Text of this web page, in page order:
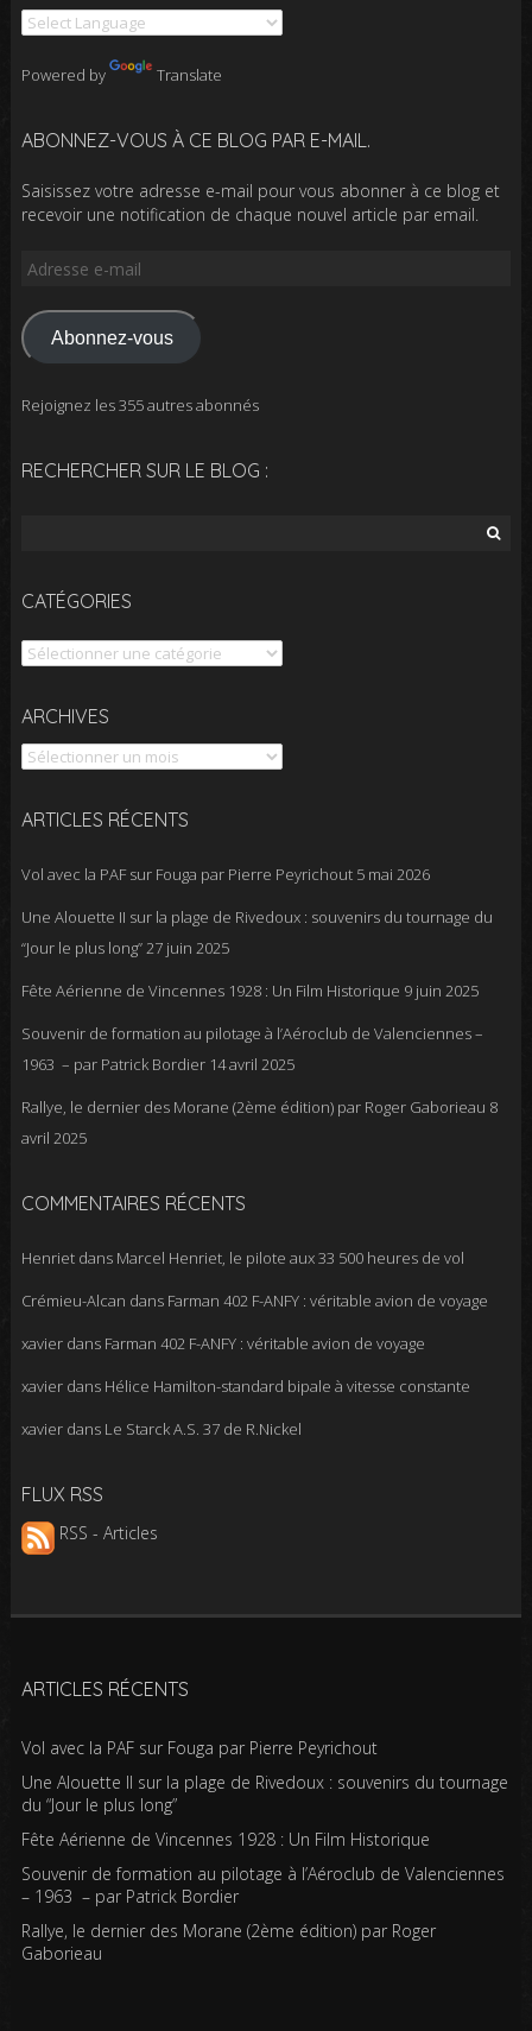
Powered by Translate
ABONNEZ-VOUS À CE BLOG PAR E-MAIL.
Saisissez votre adresse e-mail pour vous abonner à ce blog et
recevoir une notification de chaque nouvel article par email.
Adresse
mail
Abonnez-vous
Rejoignez les 355 autres abonnés
RECHERCHER SUR LE BLOG :
CATÉGORIES
Catégories
ARCHIVES
Archives
ARTICLES RÉCENTS
Vol avec la PAF sur Fouga par Pierre Peyrichout 5 mai 2026
Une Alouette II sur la plage de Rivedoux : souvenirs du tournage du
“Jour le plus long”27 juin 2025
Fête Aérienne de Vincennes 1928 : Un Film Historique 9 juin 2025
Souvenir de formation au pilotage à l’Aéroclub de Valenciennes –
1963 – par Patrick Bordier 14 avril 2025
Rallye, le dernier des Morane (2ème édition) par Roger Gaborieau 8
avril 2025
COMMENTAIRES RÉCENTS
Henrietdans Marcel Henriet, le pilote aux 33 500 heures de vol
Crémieu-Alcan dans Farman 402 F-ANFY : véritable avion de voyage
xavierdans Farman 402 F-ANFY : véritable avion de voyage
xavierdans Hélice Hamilton-standard bipale à vitesse constante
xavierdans Le Starck A.S. 37 de R.Nickel
FLUX RSS
RSS - Articles
ARTICLES RÉCENTS
Vol avec la PAF sur Fouga par Pierre Peyrichout
Une Alouette II sur la plage de Rivedoux : souvenirs du tournage
du “Jour le plus long”
Fête Aérienne de Vincennes 1928 : Un Film Historique
Souvenir de formation au pilotage à l’Aéroclub de Valenciennes
– 1963 – par Patrick Bordier
Rallye, le dernier des Morane (2ème édition) par Roger
Gaborieau